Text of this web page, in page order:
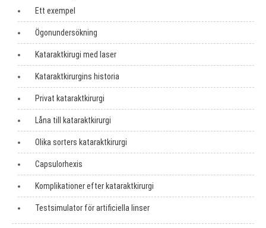
Ett exempel
Ögonundersökning
Kataraktkirugi med laser
Kataraktkirurgins historia
Privat kataraktkirurgi
Låna till kataraktkirurgi
Olika sorters kataraktkirurgi
Capsulorhexis
Komplikationer efter kataraktkirurgi
Testsimulator för artificiella linser